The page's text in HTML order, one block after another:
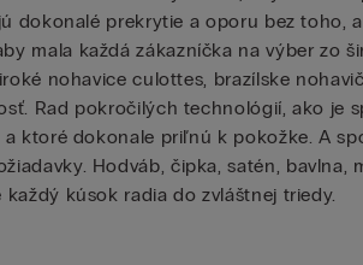
dokonalé prekrytie a oporu bez
mala každá zákazníčka na výber zo
nohavice culottes, brazílske
Rad pokročilých technológií, ako je
ktoré dokonale priľnú k pokožke. A
Hodváb, čipka, satén, bavlna,
kúsok radia do zvláštnej triedy.